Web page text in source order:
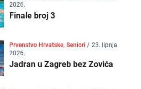
2026.
Finale broj 3
Prvenstvo Hrvatske, Seniori / 23. lipnja
2026.
Jadran u Zagreb bez Zovića